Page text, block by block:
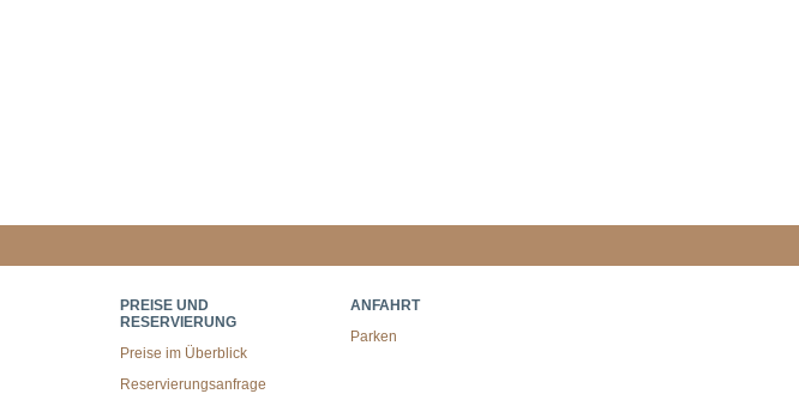
PREISE UND
RESERVIERUNG
Preise im Überblick
Reservierungsanfrage
ANFAHRT
Parken